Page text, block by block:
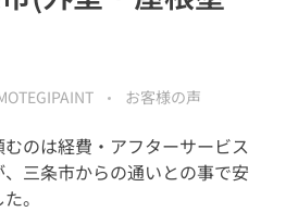
お客様の声
のは経費・アフターサービス
三条市からの通いとの事で安
。